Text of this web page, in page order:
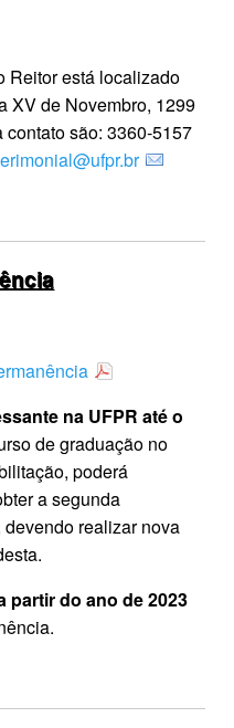
Reitor está localizado
XV de Novembro, 1299
são: 3360‐5157
na UFPR até o
de graduação no
poderá
a segunda
realizar nova
partir do ano de 2023